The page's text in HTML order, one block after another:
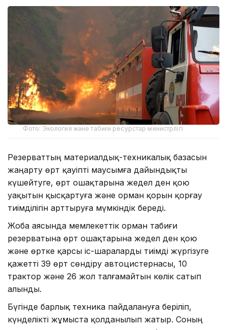
Фото: Экология және табиғи ресурстар министрлігі
Резерваттың материалдық-техникалық базасын
жаңарту өрт қауіпті маусымға дайындықты
күшейтуге, өрт ошақтарына жедел ден қою
уақытын қысқартуға және орман қорын қорғау
тиімділігін арттыруға мүмкіндік береді.
Жоба аясында мемлекеттік орман табиғи
резерватына өрт ошақтарына жедел ден қою
және өртке қарсы іс-шараларды тиімді жүргізуге
қажетті 39 өрт сөндіру автоцистернасы, 10
трактор және 26 жол талғамайтын көлік сатып
алынды.
Бүгінде барлық техника пайдалануға беріліп,
күнделікті жұмыста қолданылып жатыр. Соның